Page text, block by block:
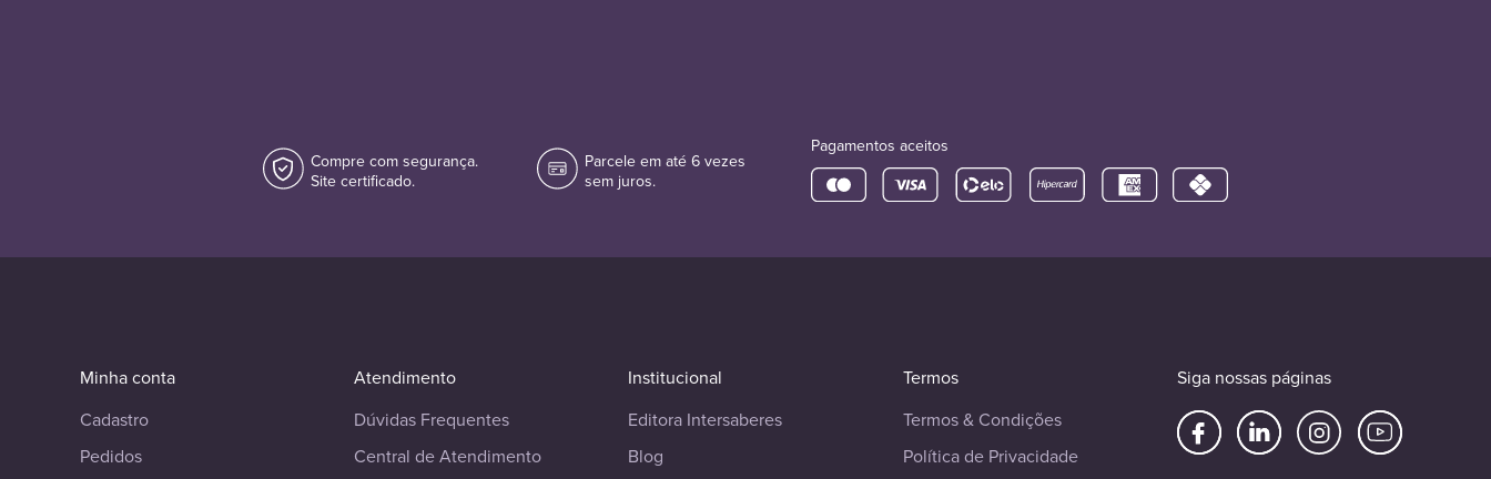
Compre com segurança.
Site certificado.
Parcele em até 6 vezes
sem juros.
Pagamentos aceitos
Minha conta
Cadastro
Pedidos
Atendimento
Dúvidas Frequentes
Central de Atendimento
Institucional
Editora Intersaberes
Blog
Termos
Termos & Condições
Política de Privacidade
Siga nossas páginas